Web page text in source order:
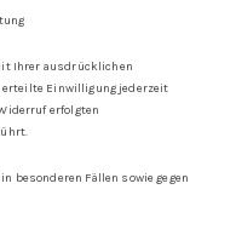
Ihrer ausdrücklichen
Einwilligung jederzeit
erfolgten
besonderen Fällen sowie gegen